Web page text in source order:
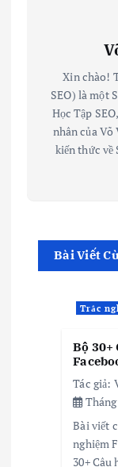
Xin chào!
SEO) là một
Học Tập
nhân của Võ
kiến thức về
Bài Viết
Trắc
Bộ
Tác giả:
Tháng
Bài viết
nghiệm
30+ Câu